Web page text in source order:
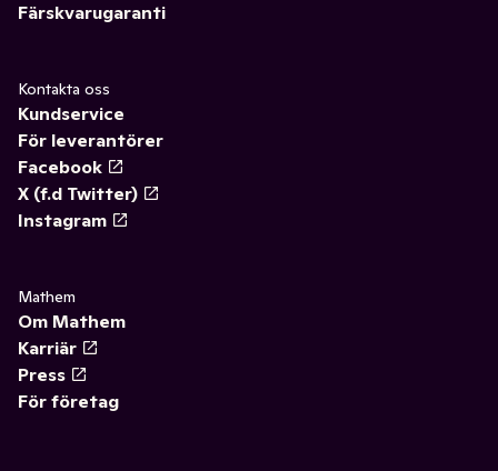
Färskvarugaranti
Kontakta oss
Kundservice
För leverantörer
Facebook
X (f.d Twitter)
Instagram
Mathem
Om Mathem
Karriär
Press
För företag